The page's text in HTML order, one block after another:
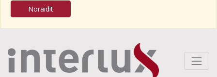
Noraidīt